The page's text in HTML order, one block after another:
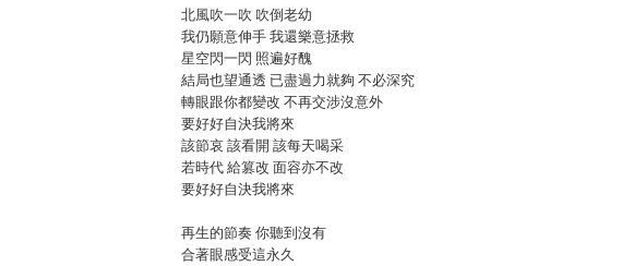
北風吹一吹 吹倒老幼
我仍願意伸手 我還樂意拯救
星空閃一閃 照遍好醜
結局也望通透 已盡過力就夠 不必深究
轉眼跟你都變改 不再交涉沒意外
要好好自決我將來
該節哀 該看開 該每天喝采
若時代 給篡改 面容亦不改
要好好自決我將來
再生的節奏 你聽到沒有
合著眼感受這永久